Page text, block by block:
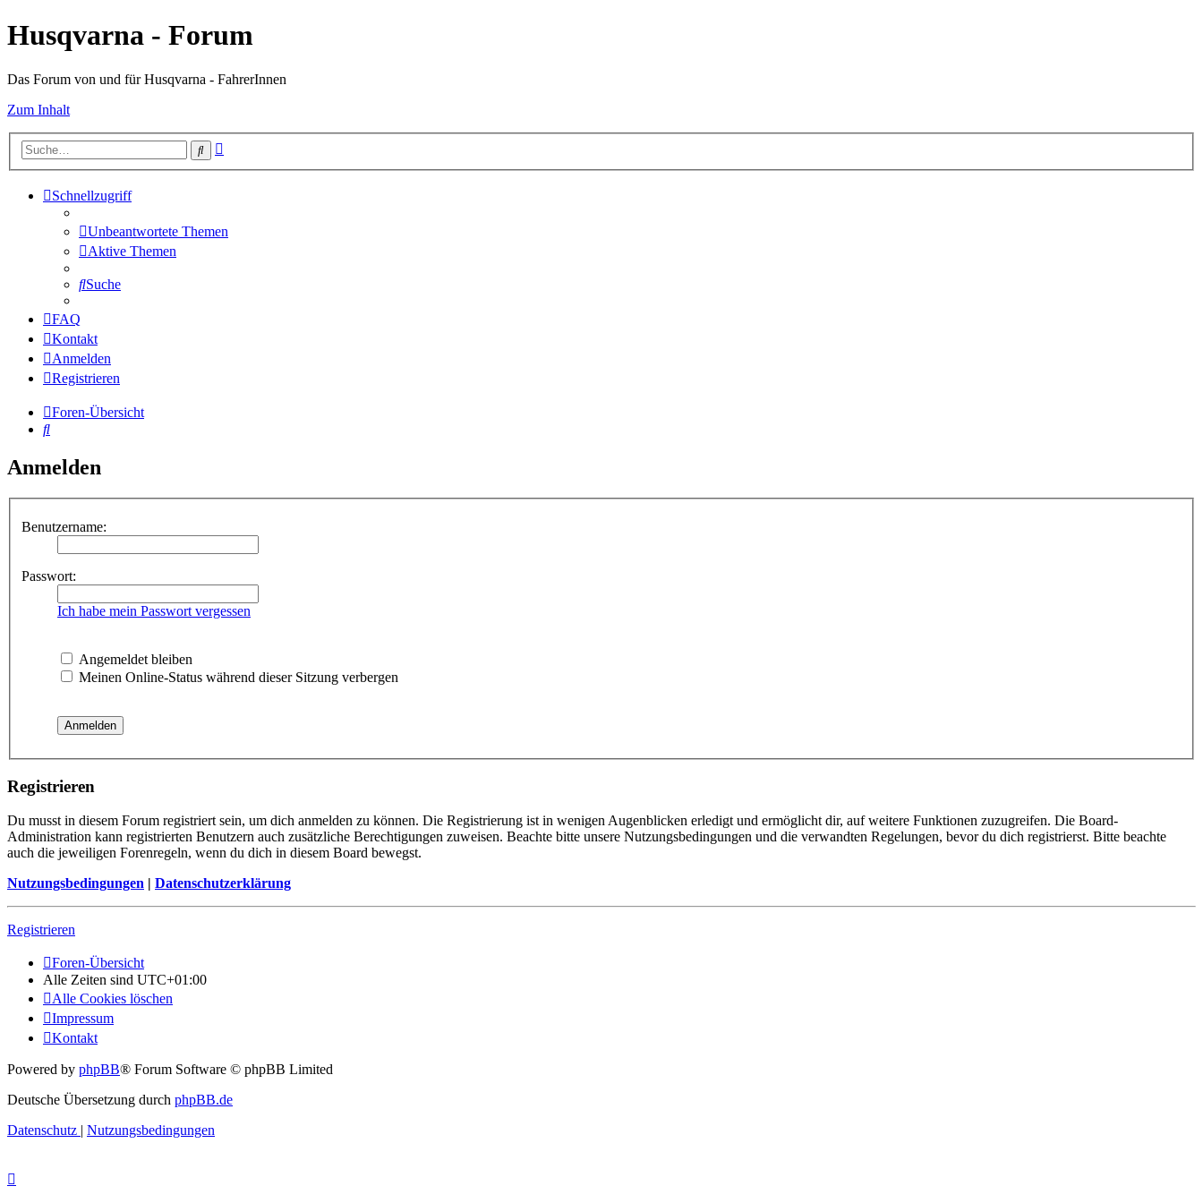
Husqvarna - Forum
Das Forum von und für Husqvarna - FahrerInnen
Zum Inhalt
Suche
Schnellzugriff
Unbeantwortete Themen
Aktive Themen
Suche
FAQ
Kontakt
Anmelden
Registrieren
Foren-Übersicht
Suche
Anmelden
Benutzername:
Passwort:
Ich habe mein Passwort vergessen
Angemeldet bleiben
Meinen Online-Status während dieser Sitzung verbergen
Registrieren
Du musst in diesem Forum registriert sein, um dich anmelden zu können. Die Registrierung ist in wenigen Augenblicken erledigt und ermöglicht dir, auf weitere Funktionen zuzugreifen. Die Board-
Administration kann registrierten Benutzern auch zusätzliche Berechtigungen zuweisen. Beachte bitte unsere Nutzungsbedingungen und die verwandten Regelungen, bevor du dich registrierst. Bitte beachte
auch die jeweiligen Forenregeln, wenn du dich in diesem Board bewegst.
Nutzungsbedingungen | Datenschutzerklärung
Registrieren
Foren-Übersicht
Alle Zeiten sind UTC+01:00
Alle Cookies löschen
Impressum
Kontakt
Powered by phpBB® Forum Software © phpBB Limited
Deutsche Übersetzung durch phpBB.de
Datenschutz | Nutzungsbedingungen